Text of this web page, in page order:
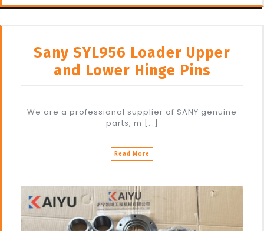
Sany SYL956 Loader Upper
and Lower Hinge Pins
We are a professional supplier of SANY genuine
parts, m […]
Read More